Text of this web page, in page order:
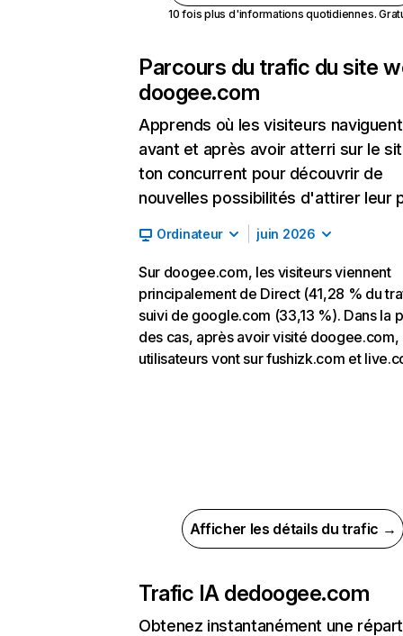
10 fois plus d'informations quotidiennes.
Parcours du trafic du site
doogee.com
Apprends où les visiteurs naviguent
avant et après avoir atterri sur le
ton concurrent pour découvrir de
nouvelles possibilités d'attirer leur
Ordinateur juin 2026
Sur doogee.com, les visiteurs viennent
principalement de Direct (41,28 % du
suivi de google.com (33,13 %). Dans la
des cas, après avoir visité doogee.com,
utilisateurs vont sur fushizk.com et
Afficher les détails du trafic →
Trafic IA dedoogee.com
Obtenez instantanément une